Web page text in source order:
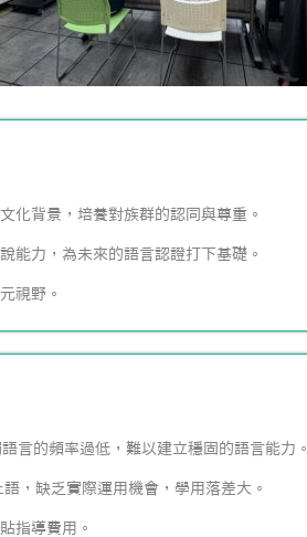
化背景，培養對族群的認同與尊重。
能力，為未來的語言認證打下基礎。
視野。
言的頻率過低，難以建立穩固的語言能力。
，缺乏實際運用機會，學用落差大。
指導費用。